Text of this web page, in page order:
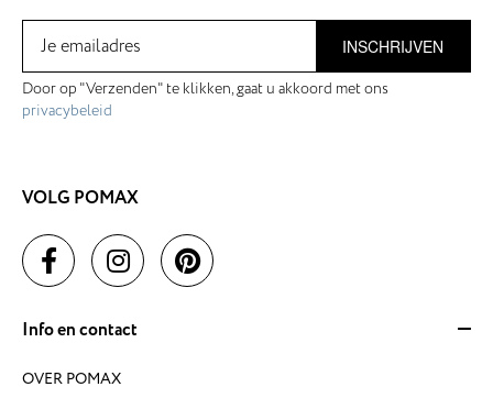
INSCHRIJVEN
Door op "Verzenden" te klikken, gaat u akkoord met ons
privacybeleid
VOLG POMAX
Info en contact
OVER POMAX